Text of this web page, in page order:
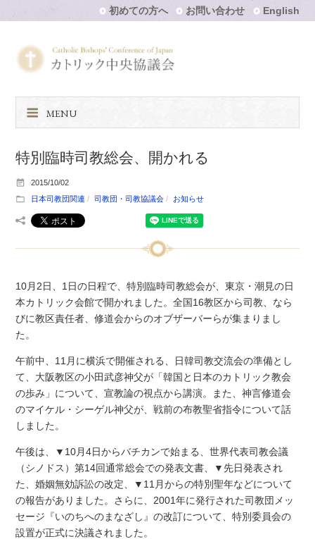
初めての方へ お問い合わせ English
MENU
特別臨時司教総会、開かれる
2015/10/02
日本司教団関連
司教団・司教協議会 お知らせ
10月2日、1日の日程で、特別臨時司教総会が、東京・潮見の日
本カトリック会館で開かれました。全国16教区から司教、なら
びに教区責任者、修道会からのオブザーバーらが集まりまし
た。
午前中、11月に横浜で開催される、日韓司教交流会の準備とし
て、大阪教区の小田武彦神父が「韓国と日本のカトリック教会
の歩み」について、宣教論の視点から講演。また、神言修道会
のマイケル・シーゲル神父が、戦前の布教聖省指令について話
しました。
午後は、▼10月4日からバチカンで始まる、世界代表司教会議
（シノドス）第14回通常総会での発表文書、▼先日発表され
た、婚姻無効訴訟の改定、▼11月からの特別聖年などについて
の報告がありました。さらに、2001年に発行された司教団メッ
セージ『いのちへのまなざし』の改訂について、特別委員会の
設置が正式に決議されました。